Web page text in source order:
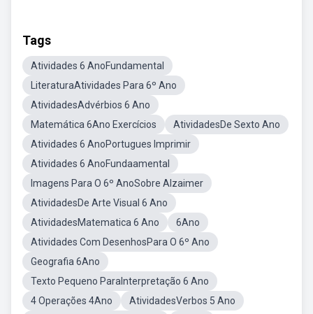
Tags
Atividades 6 AnoFundamental
LiteraturaAtividades Para 6º Ano
AtividadesAdvérbios 6 Ano
Matemática 6Ano Exercícios
AtividadesDe Sexto Ano
Atividades 6 AnoPortugues Imprimir
Atividades 6 AnoFundaamental
Imagens Para O 6º AnoSobre Alzaimer
AtividadesDe Arte Visual 6 Ano
AtividadesMatematica 6 Ano
6Ano
Atividades Com DesenhosPara O 6º Ano
Geografia 6Ano
Texto Pequeno ParaInterpretação 6 Ano
4 Operações 4Ano
AtividadesVerbos 5 Ano